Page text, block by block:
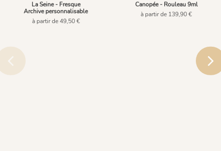
La Seine - Fresque
Archive personnalisable
à partir de 49,50 €
Canopée - Rouleau 9ml
à partir de 139,90 €